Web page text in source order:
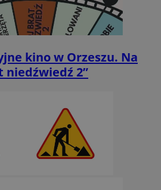
kino w Orzeszu. Na
niedźwiedź 2”